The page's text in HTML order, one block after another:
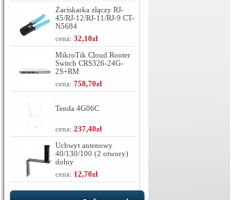
Zaciskarka złączy RJ-
45/RJ-12/RJ-11/RJ-9 CT-
N5684
cena: 32,10zł
MikroTik Cloud Router
Switch CRS326-24G-
2S+RM
cena: 758,70zł
Tenda 4G06C
cena: 237,40zł
Uchwyt antenowy
40/130/100 (2 otwory)
dolny
cena: 12,70zł